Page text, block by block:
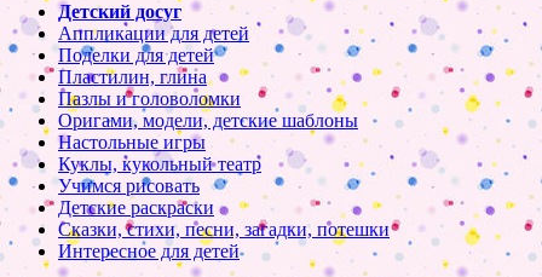
Детский досуг
Аппликации для детей
Поделки для детей
Пластилин, глина
Пазлы и головоломки
Оригами, модели, детские шаблоны
Настольные игры
Куклы, кукольный театр
Учимся рисовать
Детские раскраски
Сказки, стихи, песни, загадки, потешки
Интересное для детей